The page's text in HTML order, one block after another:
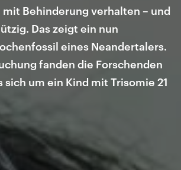
mit Behinderung verhalten – und
Das zeigt ein nun
eines Neandertalers.
fanden die Forschenden
sich um ein Kind mit Trisomie 21